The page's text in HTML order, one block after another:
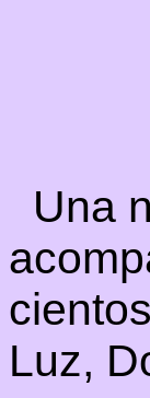
Una
Luz,